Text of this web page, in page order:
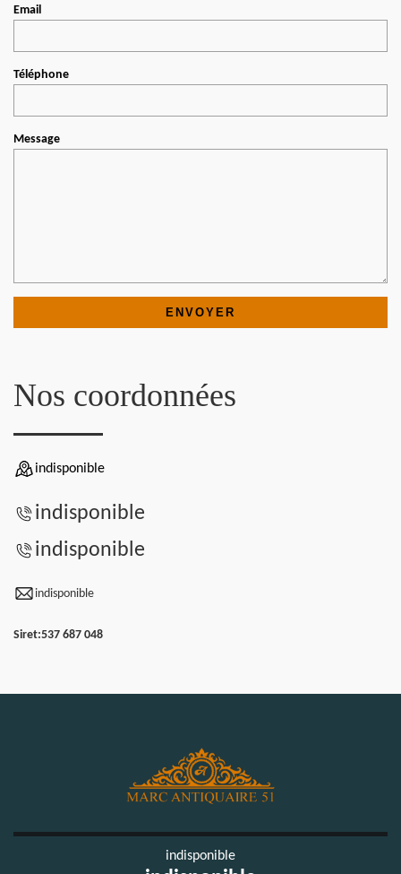
Email
Téléphone
Message
Nos coordonnées
indisponible
indisponible
indisponible
indisponible
Siret:537 687 048
indisponible